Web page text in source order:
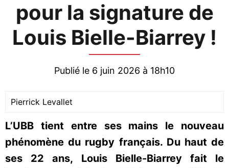
pour la signature de
Louis Bielle-Biarrey !
Publié le 6 juin 2026 à 18h10
Pierrick Levallet
L’UBB tient entre ses mains le nouveau
phénomène du rugby français. Du haut de
ses 22 ans, Louis Bielle-Biarrey fait le